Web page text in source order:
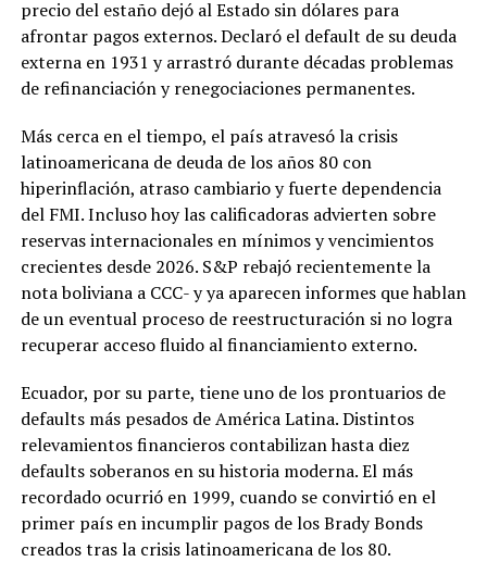
precio del estaño dejó al Estado sin dólares para
afrontar pagos externos. Declaró el default de su deuda
externa en 1931 y arrastró durante décadas problemas
de refinanciación y renegociaciones permanentes.
Más cerca en el tiempo, el país atravesó la crisis
latinoamericana de deuda de los años 80 con
hiperinflación, atraso cambiario y fuerte dependencia
del FMI. Incluso hoy las calificadoras advierten sobre
reservas internacionales en mínimos y vencimientos
crecientes desde 2026. S&P rebajó recientemente la
nota boliviana a CCC- y ya aparecen informes que hablan
de un eventual proceso de reestructuración si no logra
recuperar acceso fluido al financiamiento externo.
Ecuador, por su parte, tiene uno de los prontuarios de
defaults más pesados de América Latina. Distintos
relevamientos financieros contabilizan hasta diez
defaults soberanos en su historia moderna. El más
recordado ocurrió en 1999, cuando se convirtió en el
primer país en incumplir pagos de los Brady Bonds
creados tras la crisis latinoamericana de los 80.